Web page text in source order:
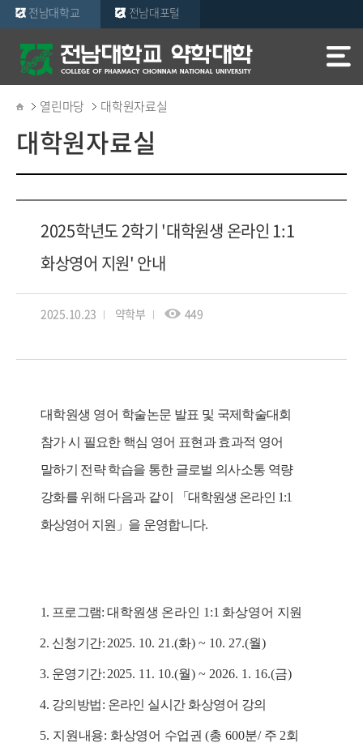
전남대학교 전남대포털
열린마당 대학원자료실
대학원자료실
2025학년도 2학기 '대학원생 온라인 1:1
화상영어 지원' 안내
2025.10.23 약학부 449
대학원생 영어 학술논문 발표 및 국제학술대회
참가 시 필요한 핵심 영어 표현과 효과적 영어
말하기 전략 학습을 통한 글로벌 의사소통 역량
강화를 위해 다음과 같이 「대학원생 온라인 1:1
화상영어 지원 」 을 운영합니다.
1. 프로그램:대학원생 온라인 1:1 화상영어 지원
2. 신청기간: 2025. 10. 21.(화) ~ 10. 27.(월)
3. 운영기간: 2025. 11. 10.(월) ~ 2026. 1. 16.(금)
4. 강의방법: 온라인 실시간 화상영어 강의
5. 지원내용: 화상영어 수업권(총 600분/ 주 2회